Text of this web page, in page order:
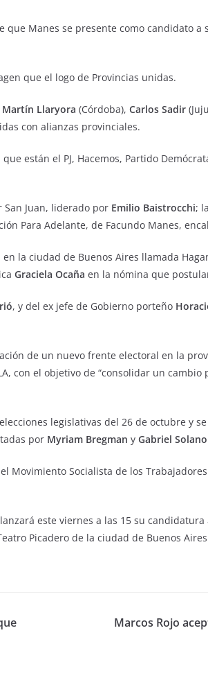
que Manes se presente como candidato a
que el logo de Provincias unidas.
Martín Llaryora (Córdoba), Carlos Sadir
con alianzas provinciales.
están el PJ, Hacemos, Partido
San Juan, liderado por Emilio Baistrocchi;
Para Adelante, de Facundo Manes,
la ciudad de Buenos Aires llamada
Graciela Ocaña en la nómina que
, y del ex jefe de Gobierno porteño
de un nuevo frente electoral en la
con el objetivo de “consolidar un
legislativas del 26 de octubre y
por Myriam Bregman y Gabriel Solano
Socialista de los
lanzará este viernes a las 15 su
Picadero de la ciudad de Buenos
Marcos Rojo